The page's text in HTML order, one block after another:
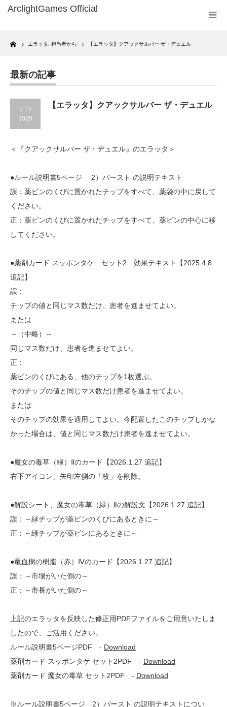
Home
エラッタ 担当者から 【エラッタ】クアックサルバー ザ・デュエル
最新の記事
3.14
2025
【エラッタ】クアックサルバー ザ・デュエル
＜『クアックサルバー ザ・デュエル』のエラッタ＞
●ルール説明書5ページ 2）バースト の説明テキスト
誤：薬ビンのくびに置かれたチップをすべて、薬袋の中に戻して
ください。
正：薬ビンのくびに置かれたチップをすべて、薬ビンの中心に移
してください。
●薬剤カード スッポンタケ セット2 効果テキスト【2025.4.8
追記】
誤：
チップの値と同じマス数だけ、患者を進ませてよい。
または
～（中略）～
同じマス数だけ、患者を進ませてよい。
正：
薬ビンのくびにある、他のチップを1枚選ぶ。
そのチップの値と同じマス数だけ患者を進ませてよい。
または
そのチップの効果を適用してよい。今配置したこのチップしかな
かった場合は、値と同じマス数だけ患者を進ませてよい。
●魔女の毒草（緑）Ⅱのカード【2026.1.27 追記】
右下アイコン、矢印左側の「枚」を削除。
●解説シート、魔女の毒草（緑）Ⅱの解説文【2026.1.27 追記】
誤：～緑チップが薬ビンのくびにあるときに～
正：～緑チップが薬ビンにあるときに～
●竜血樹の樹脂（赤）Ⅳのカード【2026.1.27 追記】
誤：～市場がいた側の～
正：～市長がいた側の～
上記のエラッタを反映した修正用PDFファイルをご用意いたしま
したので、ご活用ください。
ルール説明書5ページPDF - Download
薬剤カード スッポンタケ セット2PDF - Download
薬剤カード 魔女の毒草 セット2PDF - Download
※ルール説明書5ページ 2）バースト の説明テキストについ